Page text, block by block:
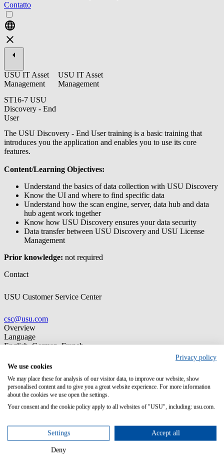
Contatto
USU IT Asset
Management
ST16-7 USU
Discovery - End
User
USU IT Asset
Management
The USU Discovery - End User training is a basic training that
introduces you the application and enables you to use its core
features.
Content/Learning Objectives:
Understand the basics of data collection with USU Discovery
Know the UI and where to find specific data
Understand how the scan engine, server, data hub and data
hub agent work together
Know how USU Discovery ensures your data security
Data transfer between USU Discovery and USU License
Management
Prior knowledge: not required
Contact
USU Customer Service Center
csc@usu.com
Overview
Language
English, German, French
Germany (Headquarter)
USU GmbH
71696 Möglingen
+49 7141 4867-0
Privacy policy
We use cookies
We may place these for analysis of our visitor data, to improve our website, show
personalised content and to give you a great website experience. For more information
about the cookies we use open the settings.
Your consent and the cookie policy apply to all websites of "USU", including: usu.com.
Settings Accept all
Deny